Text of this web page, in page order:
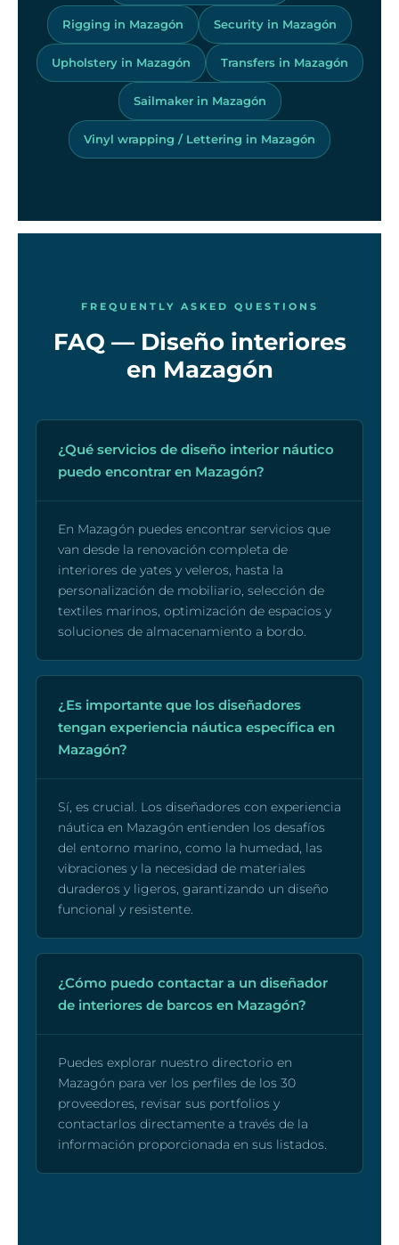
Rigging in Mazagón Security in Mazagón
Upholstery in Mazagón Transfers in Mazagón
Sailmaker in Mazagón
Vinyl wrapping / Lettering in Mazagón
FREQUENTLY ASKED QUESTIONS
FAQ — Diseño interiores
en Mazagón
¿Qué servicios de diseño interior náutico
puedo encontrar en Mazagón?
En Mazagón puedes encontrar servicios que
van desde la renovación completa de
interiores de yates y veleros, hasta la
personalización de mobiliario, selección de
textiles marinos, optimización de espacios y
soluciones de almacenamiento a bordo.
¿Es importante que los diseñadores
tengan experiencia náutica específica en
Mazagón?
Sí, es crucial. Los diseñadores con experiencia
náutica en Mazagón entienden los desafíos
del entorno marino, como la humedad, las
vibraciones y la necesidad de materiales
duraderos y ligeros, garantizando un diseño
funcional y resistente.
¿Cómo puedo contactar a un diseñador
de interiores de barcos en Mazagón?
Puedes explorar nuestro directorio en
Mazagón para ver los perfiles de los 30
proveedores, revisar sus portfolios y
contactarlos directamente a través de la
información proporcionada en sus listados.